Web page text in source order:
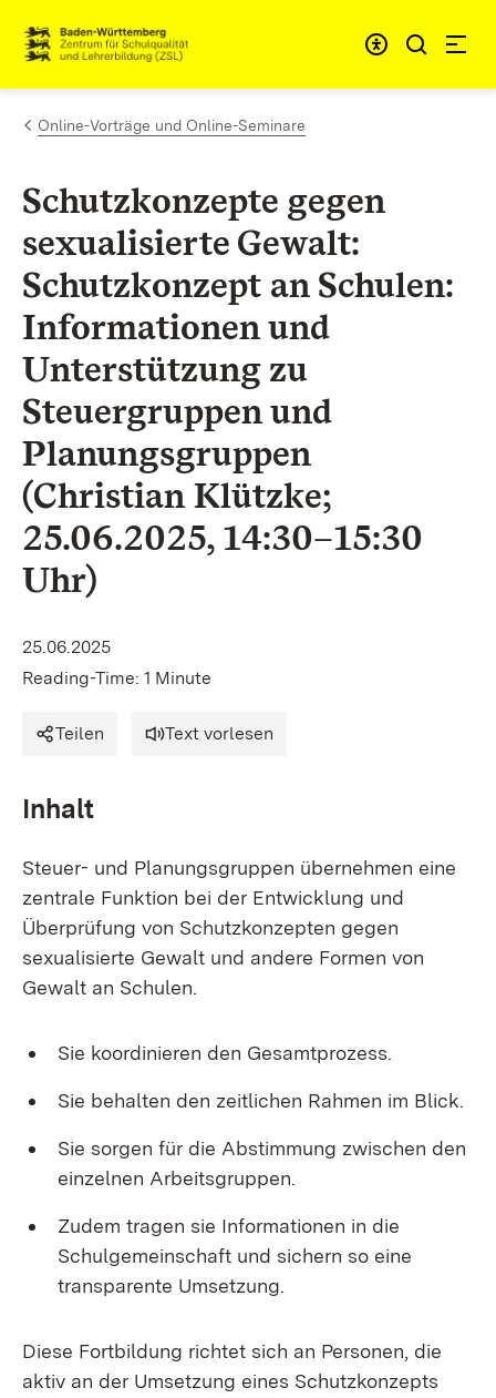
Skip to content
Link to homepage
Online-Vorträge und Online-Seminare
Schutzkonzepte gegen
sexualisierte Gewalt:
Schutzkonzept an Schulen:
Informationen und
Unterstützung zu
Steuergruppen und
Planungsgruppen
(Christian Klützke;
25.06.2025, 14:30–15:30
Uhr)
25.06.2025
Reading-Time: 1 Minute
Teilen Text vorlesen
Inhalt
Steuer- und Planungsgruppen übernehmen eine
zentrale Funktion bei der Entwicklung und
Überprüfung von Schutzkonzepten gegen
sexualisierte Gewalt und andere Formen von
Gewalt an Schulen.
Sie koordinieren den Gesamtprozess.
Sie behalten den zeitlichen Rahmen im Blick.
Sie sorgen für die Abstimmung zwischen den
einzelnen Arbeitsgruppen.
Zudem tragen sie Informationen in die
Schulgemeinschaft und sichern so eine
transparente Umsetzung.
Diese Fortbildung richtet sich an Personen, die
aktiv an der Umsetzung eines Schutzkonzepts